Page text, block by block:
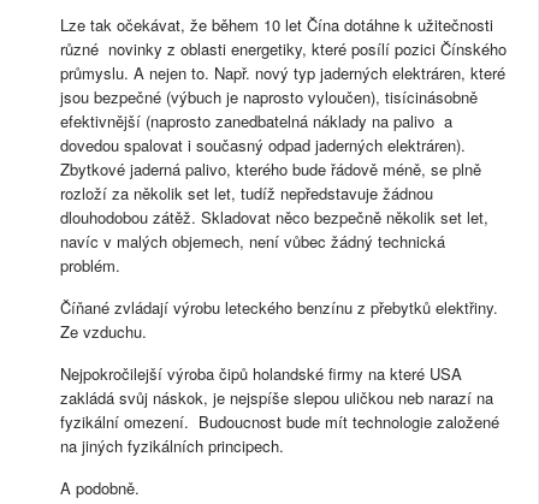
Lze tak očekávat, že během 10 let Čína dotáhne k užitečnosti
různé novinky z oblasti energetiky, které posílí pozici Čínského
průmyslu. A nejen to. Např. nový typ jaderných elektráren, které
jsou bezpečné (výbuch je naprosto vyloučen), tisícinásobně
efektivnější (naprosto zanedbatelná náklady na palivo a
dovedou spalovat i současný odpad jaderných elektráren).
Zbytkové jaderná palivo, kterého bude řádově méně, se plně
rozloží za několik set let, tudíž nepředstavuje žádnou
dlouhodobou zátěž. Skladovat něco bezpečně několik set let,
navíc v malých objemech, není vůbec žádný technická
problém.
Číňané zvládají výrobu leteckého benzínu z přebytků elektřiny.
Ze vzduchu.
Nejpokročilejší výroba čipů holandské firmy na které USA
zakládá svůj náskok, je nejspíše slepou uličkou neb narazí na
fyzikální omezení. Budoucnost bude mít technologie založené
na jiných fyzikálních principech.
A podobně.